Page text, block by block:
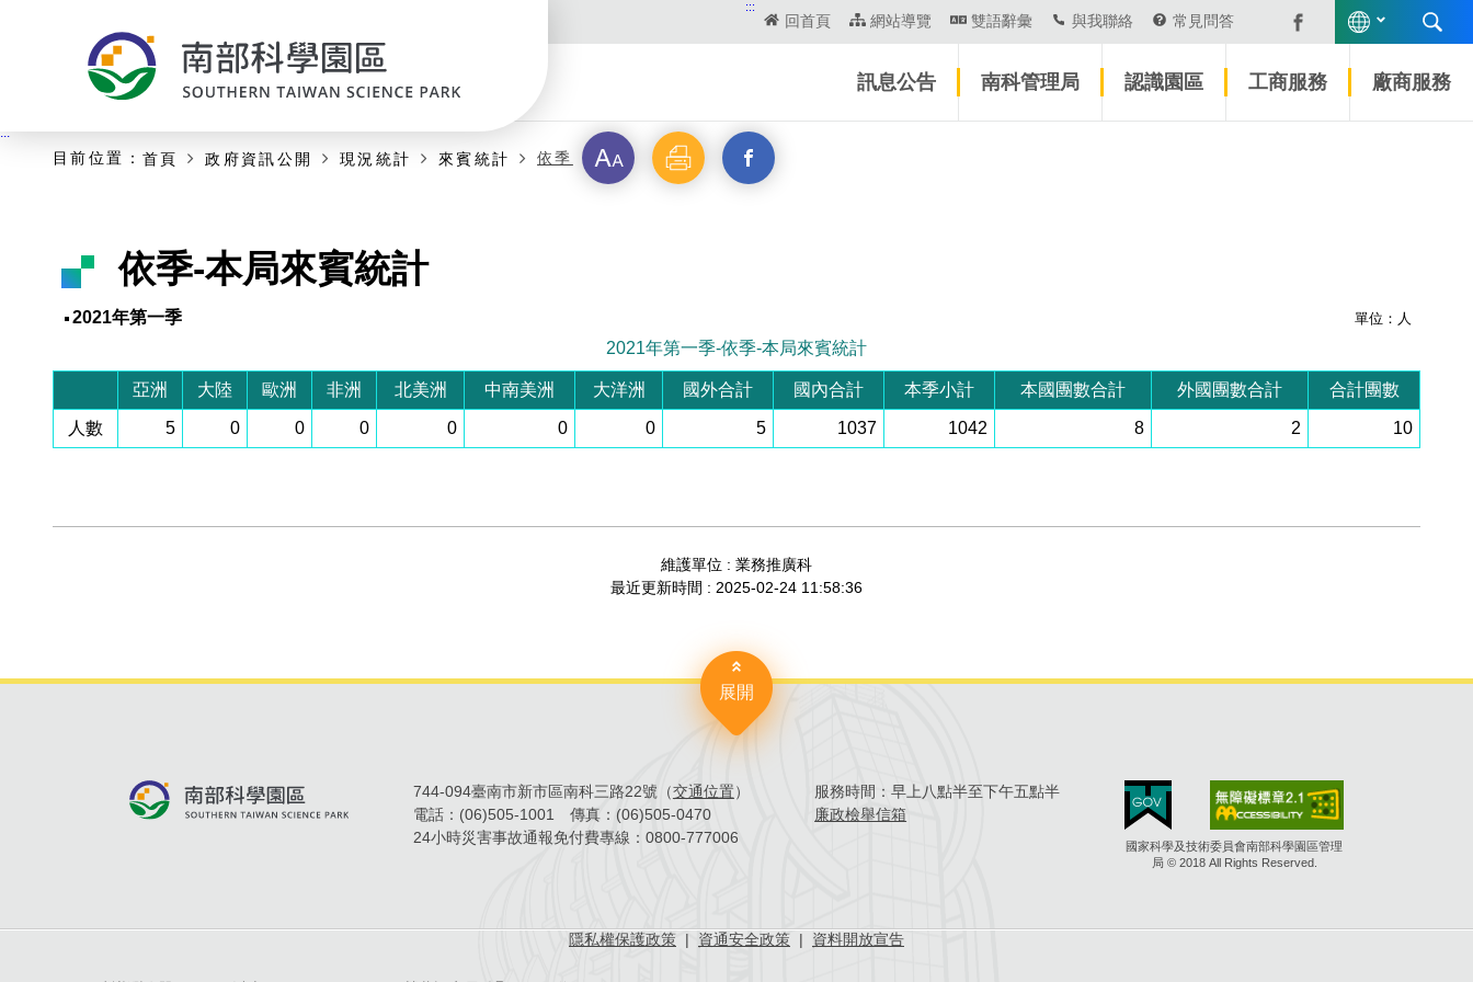
:::
回首頁 網站導覽 雙語辭彙 與我聯絡 常見問答
訊息公告 南科管理局 認識園區 工商服務 廠商服務
主要內容開始
:::
目前位置： 首頁 政府資訊公開 現況統計 來賓統計 依季 字 列 另
視
分
享
Facebook
依季-本局來賓統計
2021年第一季 單位：人
2021年第一季-依季-本局來賓統計
亞洲 大陸 歐洲 非洲 北美洲 中南美洲 大洋洲 國外合計 國內合計 本季小計 本國團數合計 外國團數合計 合計團數
人數 5 0 0 0 0 0 0 5 1037 1042 8 2 10
維護單位 : 業務推廣科
最近更新時間 : 2025-02-24 11:58:36
展開
744-094臺南市新市區南科三路22號（交通位置）
電話： (06)505-1001 傳真： (06)505-0470
24小時災害事故通報免付費專線： 0800-777006
服務時間：早上八點半至下午五點半
廉政檢舉信箱
國家科學及技術委員會南部科學園區管理
局 © 2018 All Rights Reserved.
隱私權保護政策 | 資通安全政策 | 資料開放宣告